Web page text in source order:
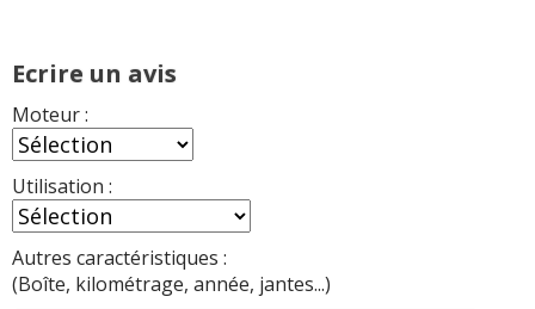
Ecrire un avis
Moteur :
Utilisation :
Autres caractéristiques :
(Boîte, kilométrage, année, jantes...)